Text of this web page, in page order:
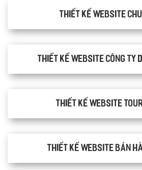
Thiết kế website
Thiết kế website công ty
Thiết kế website
Thiết kế website bán